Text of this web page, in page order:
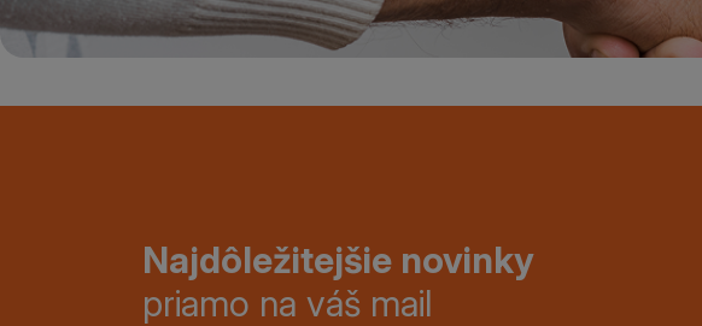
Najdôležitejšie novinky
priamo na váš mail